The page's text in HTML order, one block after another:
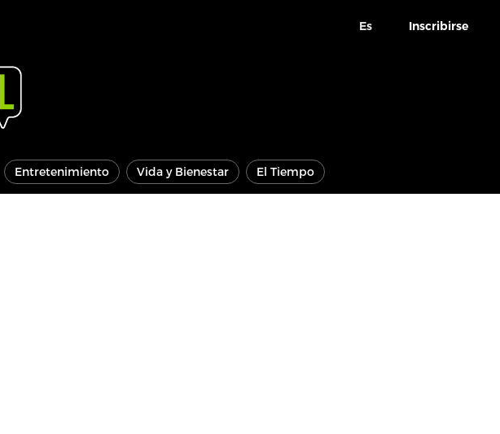
Es Inscribirse
Entretenimiento Vida y Bienestar El Tiempo